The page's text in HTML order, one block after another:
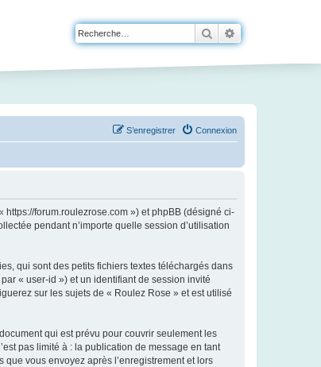
Rechercher
Connexion
S’enregistrer
forum.roulezrose.com ») et phpBB (désigné ci-
pendant n’importe quelle session d’utilisation
qui sont des petits fichiers textes téléchargés dans
« user-id ») et un identifiant de session invité
sur les sujets de « Roulez Rose » et est utilisé
qui est prévu pour couvrir seulement les
pas limité à : la publication de message en tant
vous envoyez après l’enregistrement et lors